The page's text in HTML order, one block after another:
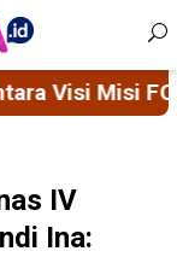
IV
Ina: